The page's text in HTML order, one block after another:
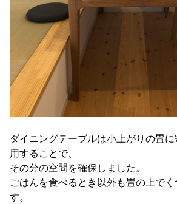
ダイニングテーブルは小上がりの畳
用することで、
その分の空間を確保しました。
ごはんを食べるとき以外も畳の上でく
す。